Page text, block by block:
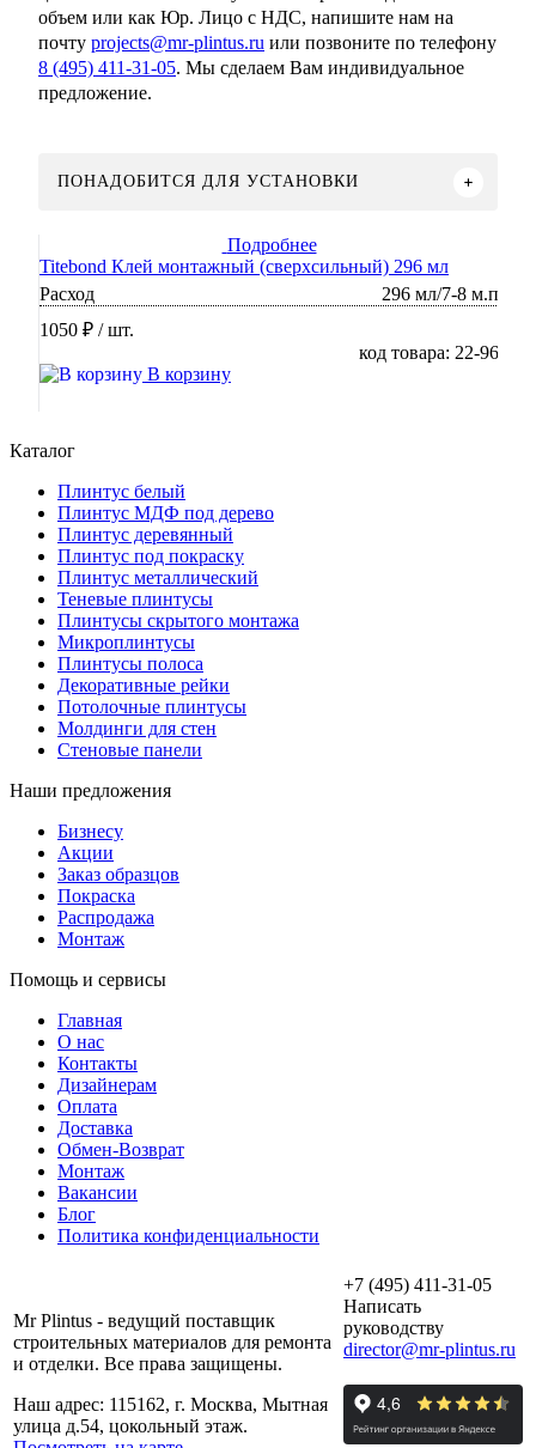
объем или как Юр. Лицо с НДС, напишите нам на
почту projects@mr-plintus.ru или позвоните по телефону
8 (495) 411-31-05. Мы сделаем Вам индивидуальное
предложение.
ПОНАДОБИТСЯ ДЛЯ УСТАНОВКИ
Подробнее
Titebond Клей монтажный (сверхсильный) 296 мл
Расход
296 мл/7-8 м.п
1050 ₽ / шт.
код товара: 22-96
В корзину
Каталог
Плинтус белый
Плинтус МДФ под дерево
Плинтус деревянный
Плинтус под покраску
Плинтус металлический
Теневые плинтусы
Плинтусы скрытого монтажа
Микроплинтусы
Плинтусы полоса
Декоративные рейки
Потолочные плинтусы
Молдинги для стен
Стеновые панели
Наши предложения
Бизнесу
Акции
Заказ образцов
Покраска
Распродажа
Монтаж
Помощь и сервисы
Главная
О нас
Контакты
Дизайнерам
Оплата
Доставка
Обмен-Возврат
Монтаж
Вакансии
Блог
Политика конфиденциальности
Mr Plintus - ведущий поставщик
строительных материалов для ремонта
и отделки. Все права защищены.
Наш адрес: 115162, г. Москва, Мытная
улица д.54, цокольный этаж.
+7 (495) 411-31-05
Написать
руководству
director@mr-plintus.ru